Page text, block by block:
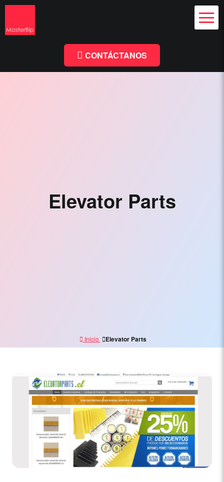
Diseño Web
Web
-
Wordpress,
CONTÁCTANOS
Elevator Parts
Inicio Elevator Parts